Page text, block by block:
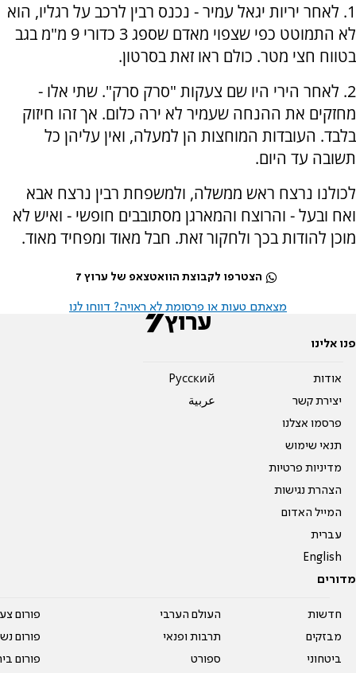
1. לאחר יריות יגאל עמיר - נכנס רבין לרכב על רגליו, הוא
לא התמוטט כפי שצפוי מאדם שספג 3 כדורי 9 מ"מ בגב
בטווח חצי מטר. כולם ראו זאת בסרטון.
2. לאחר הירי היו שם צעקות "סרק סרק". שתי אלו -
מחזקים את ההנחה שעמיר לא ירה כלום. אך זהו חיזוק
בלבד. העובדות המוחצות הן למעלה, ואין עליהן כל
תשובה עד היום.
לכולנו נרצח ראש ממשלה, ולמשפחת רבין נרצח אבא
ואח ובעל - והרוצח והמארגן מסתובבים חופשי - ואיש לא
מוכן להודות בכך ולחקור זאת. חבל מאוד ומפחיד מאוד.
הצטרפו לקבוצת הוואטצאפ של ערוץ 7
מצאתם טעות או פרסומת לא ראויה? דווחו לנו
פנו אלינו
אודות
יצירת קשר
פרסמו אצלנו
תנאי שימוש
מדיניות פרטיות
הצהרת נגישות
המייל האדום
עברית
English
Pусский
عربية
מדורים
חדשות
מבזקים
ביטחוני
העולם הערבי
תרבות ופנאי
ספורט
פורום
פורום
פורום